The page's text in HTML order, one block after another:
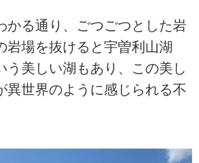
かる通り、ごつごつとした岩
岩場を抜けると宇曽利山湖
う美しい湖もあり、この美し
異世界のように感じられる不